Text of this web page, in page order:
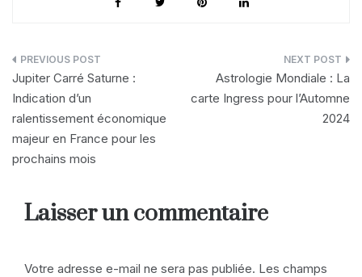
Navigation
de
l’article
Jupiter Carré Saturne :
Indication d’un
ralentissement économique
majeur en France pour les
prochains mois
Astrologie Mondiale : La
carte Ingress pour l’Automne
2024
Laisser un commentaire
Votre adresse e-mail ne sera pas publiée. Les champs